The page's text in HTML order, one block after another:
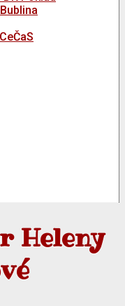
Heleny